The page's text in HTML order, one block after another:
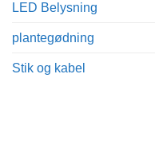
LED Belysning
plantegødning
Stik og kabel